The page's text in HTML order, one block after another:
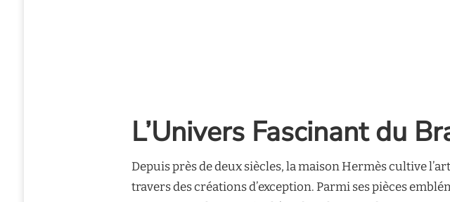
L’Univers Fascinant du
Depuis près de deux siècles, la maison Hermès cultive
travers des créations d’exception. Parmi ses pièces